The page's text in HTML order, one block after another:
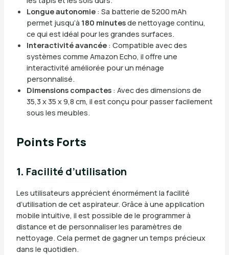
Longue autonomie: Sa batterie de 5200 mAh
permet jusqu’à 180 minutesde nettoyage continu,
ce qui est idéal pour les grandes surfaces.
Interactivité avancée: Compatible avec des
systèmes comme Amazon Echo, il offre une
interactivité améliorée pour un ménage
personnalisé.
Dimensions compactes: Avec des dimensions de
35,3 x 35 x 9,8 cm, il est conçu pour passer facilement
sous les meubles.
Points Forts
1. Facilité d’utilisation
Les utilisateurs apprécient énormément la facilité
d’utilisation de cet aspirateur. Grâce à une application
mobile intuitive, il est possible de le programmer à
distance et de personnaliser les paramètres de
nettoyage. Cela permet de gagner un temps précieux
dans le quotidien.